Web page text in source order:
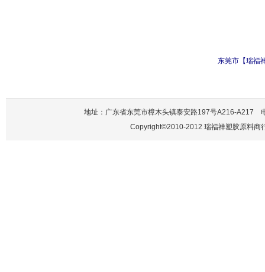
东莞市【瑞福
地址：广东省东莞市樟木头镇泰安路197号A216-
Copyright©2010-2012 瑞福祥塑胶原料